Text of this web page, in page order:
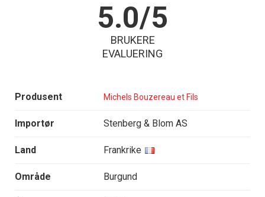
5.0/5
BRUKERE
EVALUERING
Produsent Michels Bouzereau et Fils
Importør Stenberg & Blom AS
Land Frankrike
Område Burgund